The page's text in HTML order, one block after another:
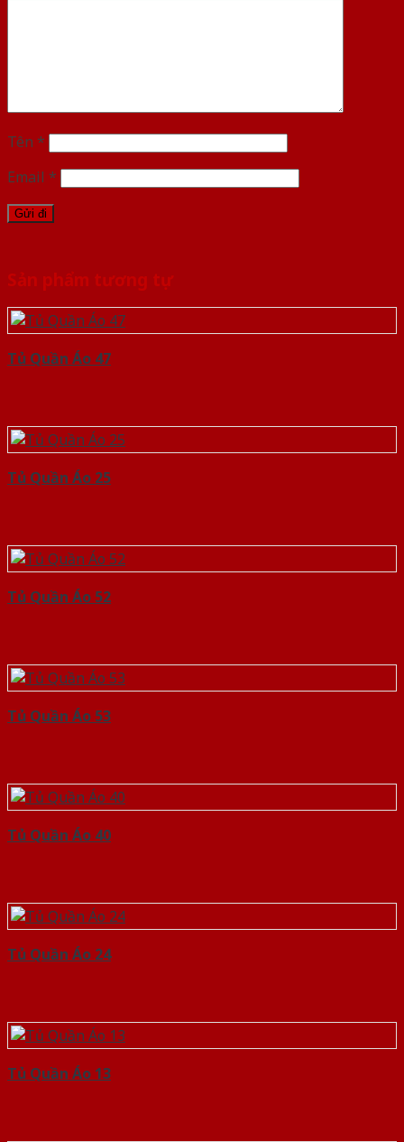
Tên *
Email *
Sản phẩm tương tự
Tủ Quần Áo 47
Tủ Quần Áo 25
Tủ Quần Áo 52
Tủ Quần Áo 53
Tủ Quần Áo 40
Tủ Quần Áo 24
Tủ Quần Áo 13